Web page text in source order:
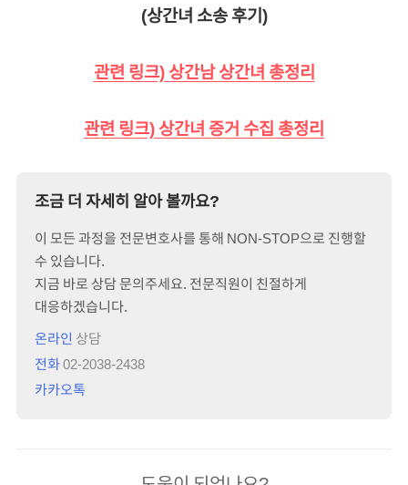
(상간녀 소송 후기)
관련 링크) 상간남 상간녀 총정리
관련 링크) 상간녀 증거 수집 총정리
조금 더 자세히 알아 볼까요?
이 모든 과정을 전문변호사를 통해 NON-STOP으로 진행할
수 있습니다.
지금 바로 상담 문의주세요. 전문직원이 친절하게
대응하겠습니다.
온라인 상담
전화02-2038-2438
카카오톡